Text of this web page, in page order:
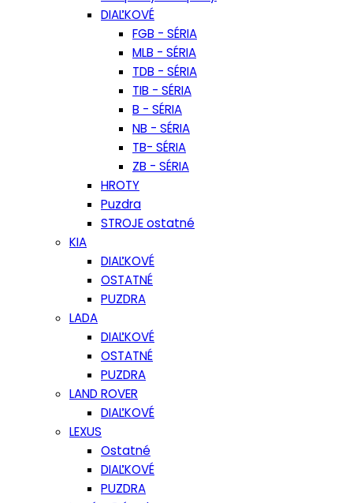
DIAĽKOVÉ
FGB - SÉRIA
MLB - SÉRIA
TDB - SÉRIA
TIB - SÉRIA
B - SÉRIA
NB - SÉRIA
TB- SÉRIA
ZB - SÉRIA
HROTY
Puzdra
STROJE ostatné
KIA
DIAĽKOVÉ
OSTATNÉ
PUZDRA
LADA
DIAĽKOVÉ
OSTATNÉ
PUZDRA
LAND ROVER
DIAĽKOVÉ
LEXUS
Ostatné
DIAĽKOVÉ
PUZDRA